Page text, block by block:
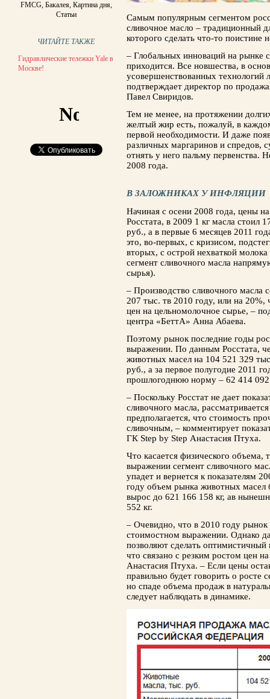
FMCG, Бакалея, Картина дня,
Статьи
ЧИТАЙТЕ ТАКЖЕ
Гидравлические тележки Yale в
Москве!
Самым популярным сегментом
сли­вочное масло – традиционный
которого сде­лать что-то поистине
– Глобальных инноваций на рынке
приходится. Все новшества, в
усовершенствованных технологий
подтверждает директор по
Павел Свиридов.
Тем не менее, на протяжении
желтый жир есть, пожалуй, в
первой необходимости. И даже
различных маргаринов и спредов,
отнять у него пальму первенства.
2008 года.
В ЗАЛОЖНИКАХ У ИНФЛЯЦИИ
Начиная с осени 2008 года, цены
Росстата, в 2009 1 кг масла стоил
руб., а в первые 6 месяцев 2011
это, во-первых, с кризисом,
вторых, с острой нехваткой
сегмент сливочного мас­ла
сырья).
– Производство сливочного масла
207 тыс. тв 2010 году, или на 20%,
цен на цельномолочное сырье, –
центра «БеттА» Анна Абаева.
Поэтому рынок последние годы
выражении. По данным Росстата,
животных масел на 104 521 329
руб., а за первое полугодие 2011
прошлогод­нюю норму – 62 414
– Поскольку Росстат не дает
сли­вочного масла,
предполагается, что стоимость
сливочным, – комментирует
ГК Step by Step Анастасия Птуха.
Что касается физического объема,
вы­ражении сегмент сливочного
упадет и вернется к показателям
году объем рынка животных
вырос до 621 166 158 кг, ав
552 кг.
– Очевидно, что в 2010 году
стоимостном выражении. Однако
позволяют сделать
что связано с резким ростом цен
Анастасия Птуха. – Если цены
правильно будет говорить о
но спаде объема продаж в
следует наблюдать в динамике.